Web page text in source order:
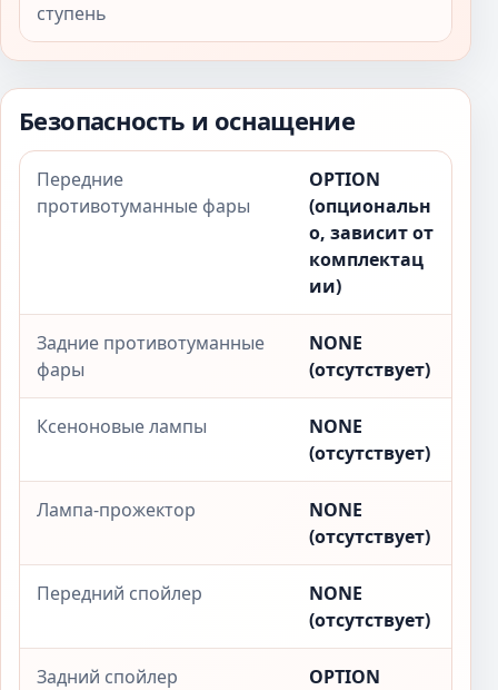
ступень
Безопасность и оснащение
Передние
противотуманные фары
OPTION
(опциональн
о, зависит от
комплектац
ии)
Задние противотуманные
фары
NONE
(отсутствует)
Ксеноновые лампы
NONE
(отсутствует)
Лампа-прожектор
NONE
(отсутствует)
Передний спойлер
NONE
(отсутствует)
Задний спойлер
OPTION